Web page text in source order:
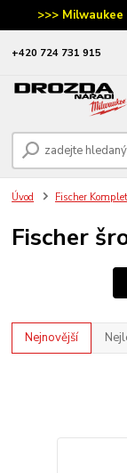
>>>
‭+420 724 731 915
Úvod Fischer
Fischer
Nejnovější